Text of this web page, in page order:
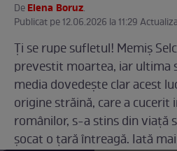
DeElena Boruz.
Publicat pe 12.06.2026 la 11:29
Ți se rupe sufletul! Memiș
prevestit moartea, iar ultima
media dovedește clar acest
origine străină, care a cucerit
românilor, s-a stins din viață
șocat o țară întreagă. Iată